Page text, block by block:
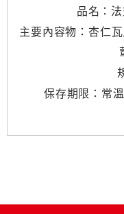
品名：
主要內容物：杏仁
保存期限：常